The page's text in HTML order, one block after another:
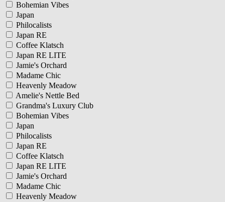
Bohemian Vibes
Japan
Philocalists
Japan RE
Coffee Klatsch
Japan RE LITE
Jamie's Orchard
Madame Chic
Heavenly Meadow
Amelie's Nettle Bed
Grandma's Luxury Club
Bohemian Vibes
Japan
Philocalists
Japan RE
Coffee Klatsch
Japan RE LITE
Jamie's Orchard
Madame Chic
Heavenly Meadow